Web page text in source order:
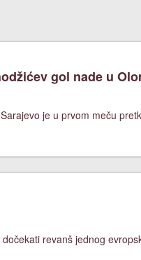
gol nade u
je u prvom meču
revanš jednog